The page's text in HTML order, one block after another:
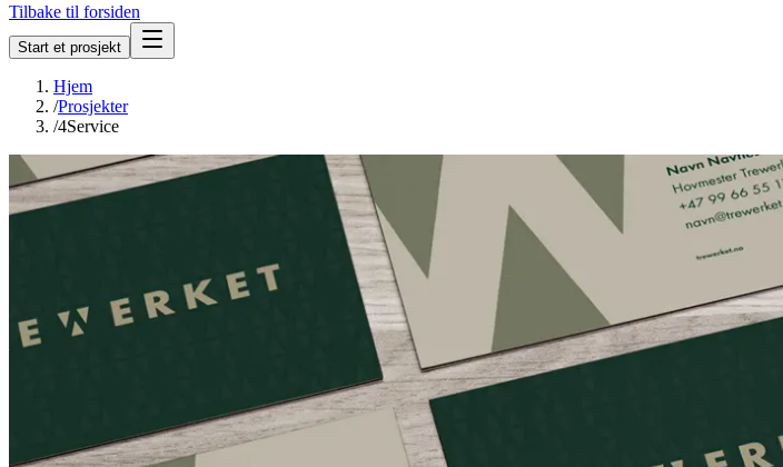
Tilbake til forsiden
Start et prosjekt
Hjem
/Prosjekter
/4Service